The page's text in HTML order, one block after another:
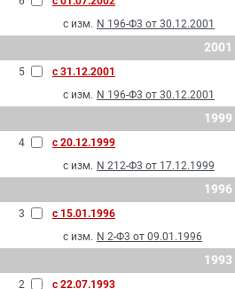
с изм. N 196-Ф3 от 30.12.2001
2001
5
с 31.12.2001
с изм. N 196-Ф3 от 30.12.2001
1999
4
с 20.12.1999
с изм. N 212-Ф3 от 17.12.1999
1996
3
с 15.01.1996
с изм. N 2-Ф3 от 09.01.1996
1993
2 с 22.07.1993